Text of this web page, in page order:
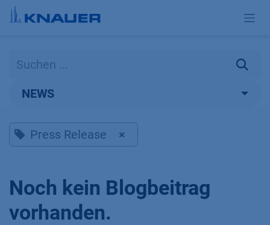
Zum Inhalt springen
NEWS
Press Release ×
Noch kein Blogbeitrag
vorhanden.